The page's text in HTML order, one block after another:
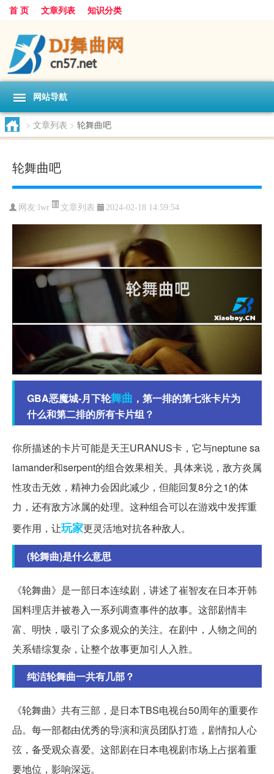
首 页 文章列表 知识分类
网站导航
> 文章列表 > 轮舞曲吧
轮舞曲吧
网友: lwr 文章列表 2024-02-18 14:59:54
GBA恶魔城-月下轮舞曲 ，第一排的第七张卡片为
什么和第二排的所有卡片组？
你所描述的卡片可能是天王URANUS卡，它与neptune sa
lamander和serpent的组合效果相关。具体来说，敌方炎属
性攻击无效，精神力会因此减少，但能回复8分之1的体
力，还有敌方冰属的处理。这种组合可以在游戏中发挥重
要作用，让玩家更灵活地对抗各种敌人。
(轮舞曲)是什么意思
《轮舞曲》是一部日本连续剧，讲述了崔智友在日本开韩
国料理店并被卷入一系列调查事件的故事。这部剧情丰
富、明快，吸引了众多观众的关注。在剧中，人物之间的
关系错综复杂，让整个故事更加引人入胜。
纯洁轮舞曲一共有几部？
《轮舞曲》共有三部，是日本TBS电视台50周年的重要作
品。每一部都由优秀的导演和演员团队打造，剧情扣人心
弦，备受观众喜爱。这部剧在日本电视剧市场上占据着重
要地位，影响深远。